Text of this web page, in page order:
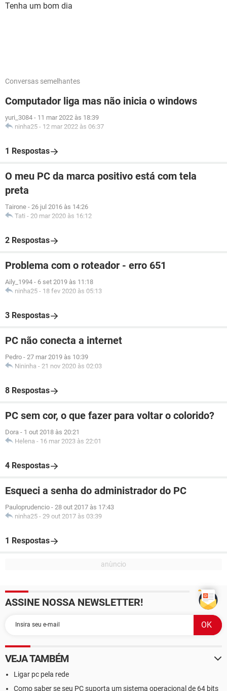
Tenha um bom dia
Conversas semelhantes
Computador liga mas não inicia o windows
yuri_3084 - 11 mar 2022 às 18:39
ninha25 - 12 mar 2022 às 06:37
1 Respostas
O meu PC da marca positivo está com tela
preta
Tairone - 26 jul 2016 às 14:26
Tati - 20 mar 2020 às 16:12
2 Respostas
Problema com o roteador - erro 651
Aily_1994 - 6 set 2019 às 11:18
ninha25 - 18 fev 2020 às 05:13
3 Respostas
PC não conecta a internet
Pedro - 27 mar 2019 às 10:39
Nininha - 21 nov 2020 às 02:03
8 Respostas
PC sem cor, o que fazer para voltar o colorido?
Dora - 1 out 2018 às 20:21
Helena - 16 mar 2023 às 22:01
4 Respostas
Esqueci a senha do administrador do PC
Pauloprudencio - 28 out 2017 às 17:43
ninha25 - 29 out 2017 às 03:39
1 Respostas
ASSINE NOSSA NEWSLETTER!
VEJA TAMBÉM
Ligar pc pela rede
Como saber se seu PC suporta um sistema operacional de 64 bits